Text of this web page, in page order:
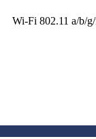
Wi-Fi 802.11 a/b/